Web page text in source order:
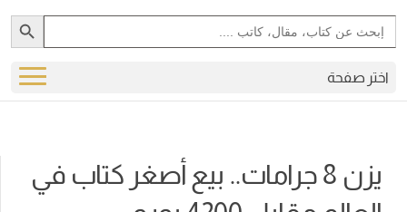
Search
for:
Search Button
اختر صفحة
يزن 8 جرامات.. بيع أصغر كتاب في